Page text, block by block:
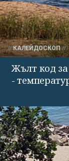
КАЛЕЙДОСКОП
Жълт код за
-